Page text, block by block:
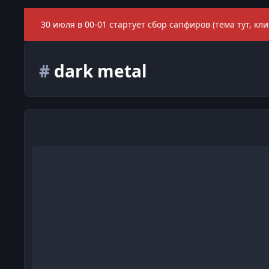
30 июля в 00-01 стартует сбор сапфиров (тема тут,
#dark metal